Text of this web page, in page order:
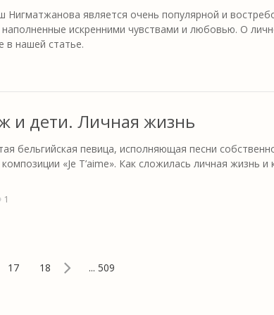
Нигматжанова является очень популярной и
искренними чувствами и любовью. О
в нашей статье.
и дети. Личная жизнь
бельгийская певица, исполняющая песни
«Je T’aime». Как сложилась личная жизнь и
1
17 18 ... 509